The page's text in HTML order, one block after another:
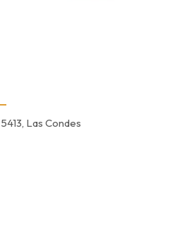
Las Condes